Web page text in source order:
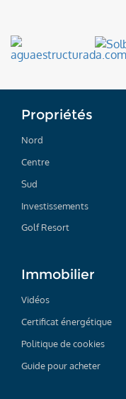
Propriétés
Nord
Centre
Sud
Investissements
Golf Resort
Immobilier
Vidéos
Certificat énergétique
Politique de cookies
Guide pour acheter